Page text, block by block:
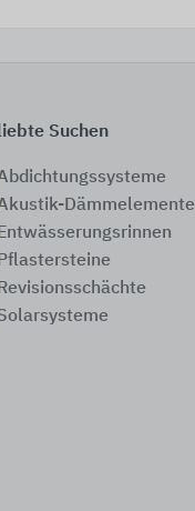
Suchen
Dämmelemente